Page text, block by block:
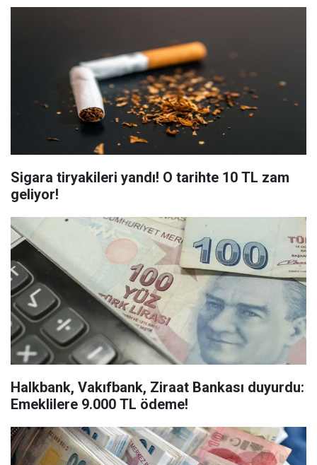
Sigara tiryakileri yandı! O tarihte 10 TL zam
geliyor!
Halkbank, Vakıfbank, Ziraat Bankası duyurdu:
Emeklilere 9.000 TL ödeme!